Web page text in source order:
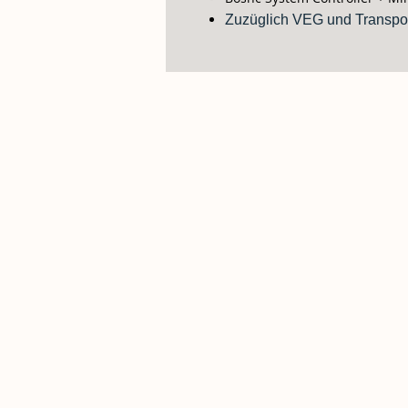
Zuzüglich VEG und